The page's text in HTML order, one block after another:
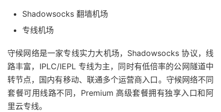
Shadowsocks 翻墙机场
专线机场
守候网络是一家专线实力大机场，Shadowsocks 协议，线
路丰富，IPLC/IEPL 专线为主，同时有低倍率的公网隧道中
转节点，国内有移动、联通多个运营商入口。守候网络不同
套餐可用线路不同，Premium 高级套餐拥有独享入口和阿
里云专线。